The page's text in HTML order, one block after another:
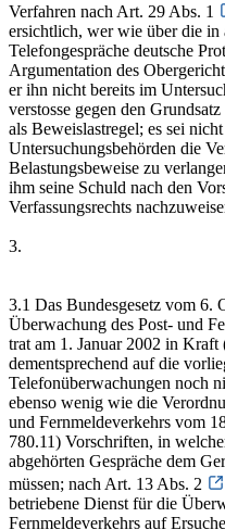
Verfahren nach Art. 29 Abs. 1
ersichtlich, wer wie über die in
Telefongespräche deutsche
Argumentation des
er ihn nicht bereits im
verstosse gegen den
als Beweislastregel; es sei
Untersuchungsbehörden die
Belastungsbeweise zu
ihm seine Schuld nach den
Verfassungsrechts
3.
3.1 Das Bundesgesetz vom 6.
Überwachung des Post- und
trat am 1. Januar 2002 in
dementsprechend auf die
Telefonüberwachungen noch
ebenso wenig wie die
und Fernmeldeverkehrs vom
780.11) Vorschriften, in
abgehörten Gespräche dem
müssen; nach Art. 13 Abs. 2
betriebene Dienst für die
Fernmeldeverkehrs auf